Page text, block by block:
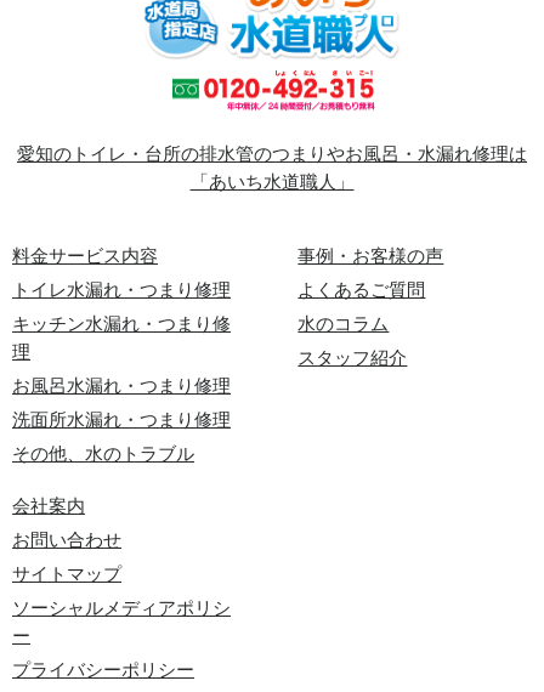
愛知のトイレ・台所の排水管のつまりやお風呂・水漏れ修理は
「あいち水道職人」
料金サービス内容
トイレ水漏れ・つまり修理
キッチン水漏れ・つまり修
理
お風呂水漏れ・つまり修理
洗面所水漏れ・つまり修理
その他、水のトラブル
事例・お客様の声
よくあるご質問
水のコラム
スタッフ紹介
会社案内
お問い合わせ
サイトマップ
ソーシャルメディアポリシ
ー
プライバシーポリシー